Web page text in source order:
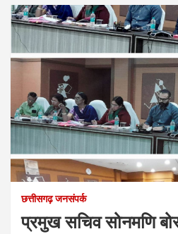
छत्तीसगढ़ जनसंपर्क
प्रमुख सचिव सोनमणि